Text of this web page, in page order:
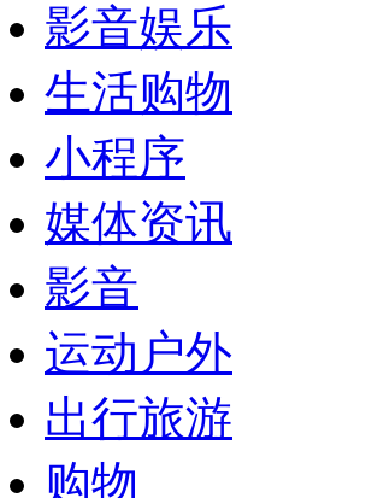
影音娱乐
生活购物
小程序
媒体资讯
影音
运动户外
出行旅游
购物